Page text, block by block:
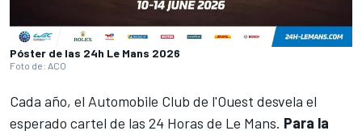
Póster de las 24h Le Mans 2026
Foto de: ACO
Cada año, el Automobile Club de l'Ouest desvela el
esperado cartel de las 24 Horas de Le Mans. Para la